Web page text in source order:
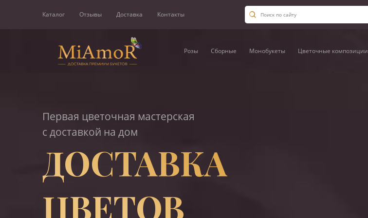
Каталог Отзывы Доставка Контакты
Розы Сборные Монобукеты Цветочные композиции
Первая цветочная мастерская
с доставкой на дом
ДОСТАВКА
ЦВЕТОВ